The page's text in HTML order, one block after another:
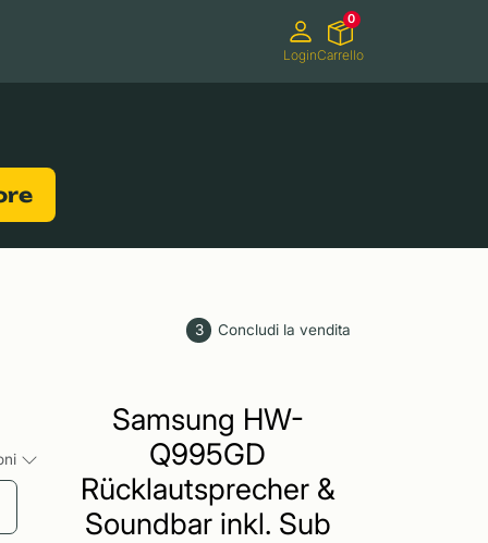
LoginCarrello
0
3 Concludi la vendita
Samsung HW-
Q995GD
Rücklautsprecher &
Soundbar inkl. Sub